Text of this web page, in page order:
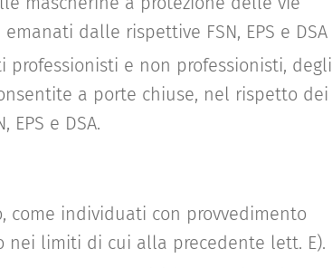
dalle rispettive FSN, EPS e DSA
e non professionisti, degli
a porte chiuse, nel rispetto dei
e DSA.
come individuati con provvedimento
nei limiti di cui alla precedente lett. E).